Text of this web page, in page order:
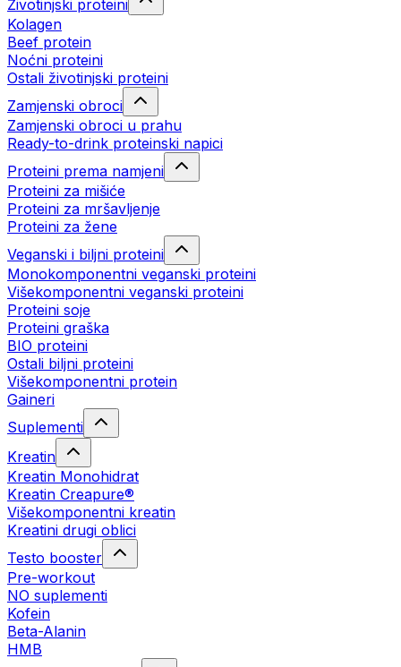
Životinjski proteini
Kolagen
Beef protein
Noćni proteini
Ostali životinjski proteini
Zamjenski obroci
Zamjenski obroci u prahu
Ready-to-drink proteinski napici
Proteini prema namjeni
Proteini za mišiće
Proteini za mršavljenje
Proteini za žene
Veganski i biljni proteini
Monokomponentni veganski proteini
Višekomponentni veganski proteini
Proteini soje
Proteini graška
BIO proteini
Ostali biljni proteini
Višekomponentni protein
Gaineri
Suplementi
Kreatin
Kreatin Monohidrat
Kreatin Creapure®
Višekomponentni kreatin
Kreatini drugi oblici
Testo booster
Pre-workout
NO suplementi
Kofein
Beta-Alanin
HMB